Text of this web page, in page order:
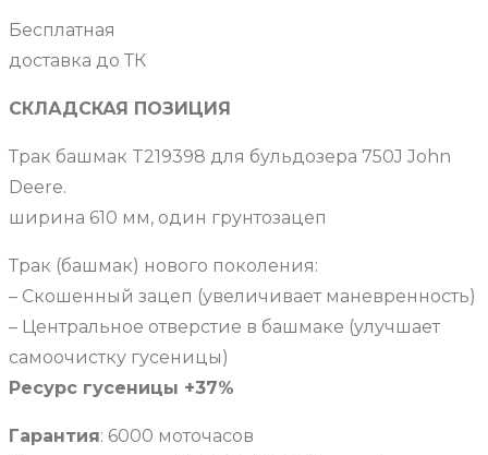
Бесплатная
доставка до ТК
СКЛАДСКАЯ ПОЗИЦИЯ
Трак башмак T219398 для бульдозера 750J John
Deere.
ширина 610 мм, один грунтозацеп
Трак (башмак) нового поколения:
– Скошенный зацеп (увеличивает маневренность)
– Центральное отверстие в башмаке (улучшает
самоочистку гусеницы)
Ресурс гусеницы +37%
Гарантия: 6000 моточасов